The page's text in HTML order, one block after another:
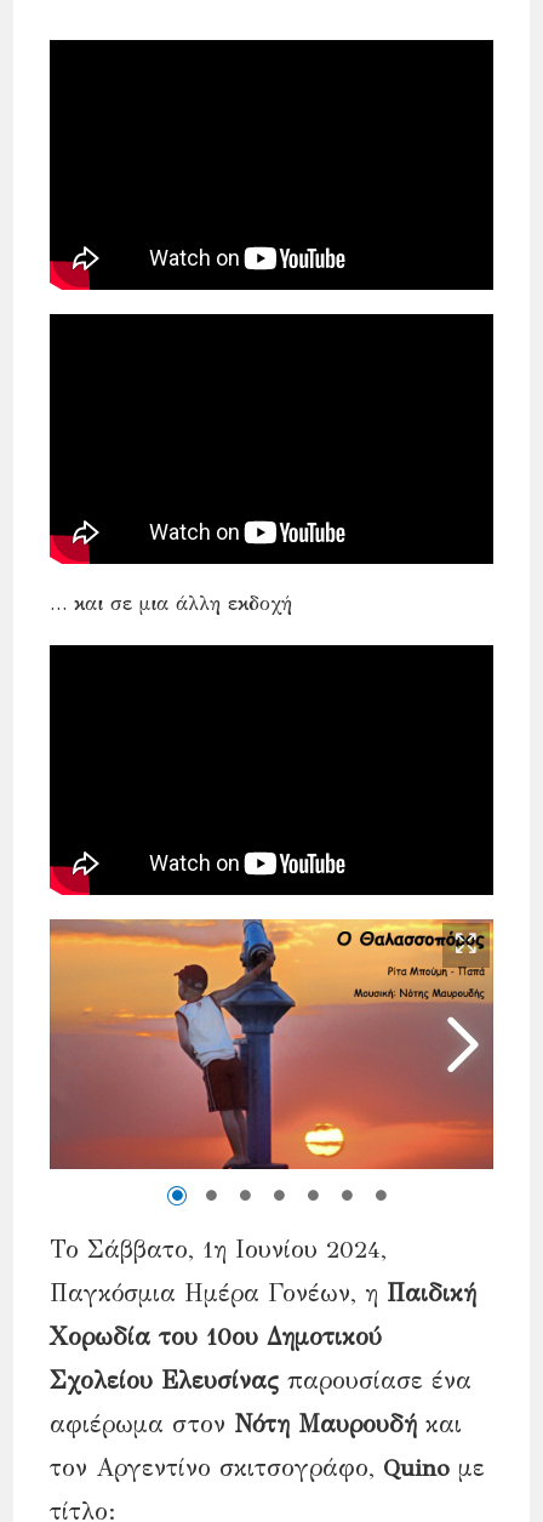
… και σε μια άλλη εκδοχή
Το Σάββατο, 1η Ιουνίου 2024,
Παγκόσμια Ημέρα Γονέων, η Παιδική
Χορωδία του 10ου Δημοτικού
Σχολείου Ελευσίνας παρουσίασε ένα
αφιέρωμα στον Νότη Μαυρουδή και
τον Αργεντίνο σκιτσογράφο, Quino με
τίτλο: